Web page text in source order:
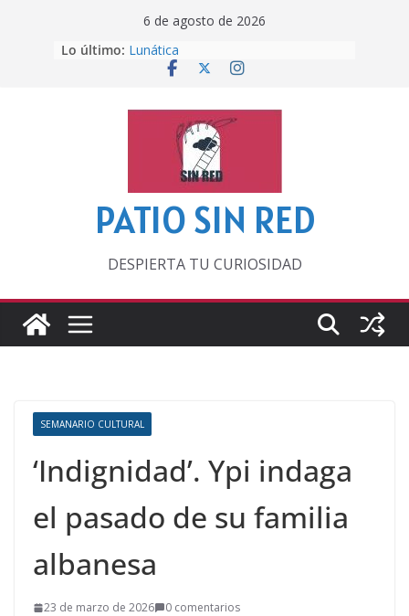
6 de agosto de 2026
Lo último: Otra del Mundial
Lunática
Pero, hasta entonces…
‘La broma infinita’ de recomendar
lecturas veraniegas
PATIO SIN RED
DESPIERTA TU CURIOSIDAD
SEMANARIO CULTURAL
‘Indignidad’. Ypi indaga
el pasado de su familia
albanesa
23 de marzo de 2026
0 comentarios